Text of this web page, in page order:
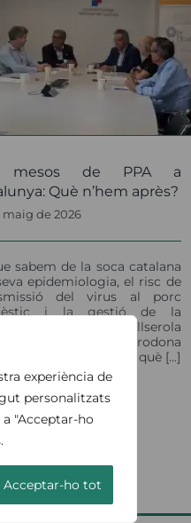
experiència de
personalitzats
"Acceptar-ho
Acceptar-ho tot
mesos de PPA a
Què n’hem après?
maig de 2026
sabem de la soca catalana
epidemiologia, el risc de
del virus al porc
i la gestió de la
de senglars a Collserola
una taula rodona
pel Consell en què [...]
Contagiosa: el Consell
Veterinaris assumirà
gestió de les vacunes
de vaques
reproductores a partir
de l’1 de maig